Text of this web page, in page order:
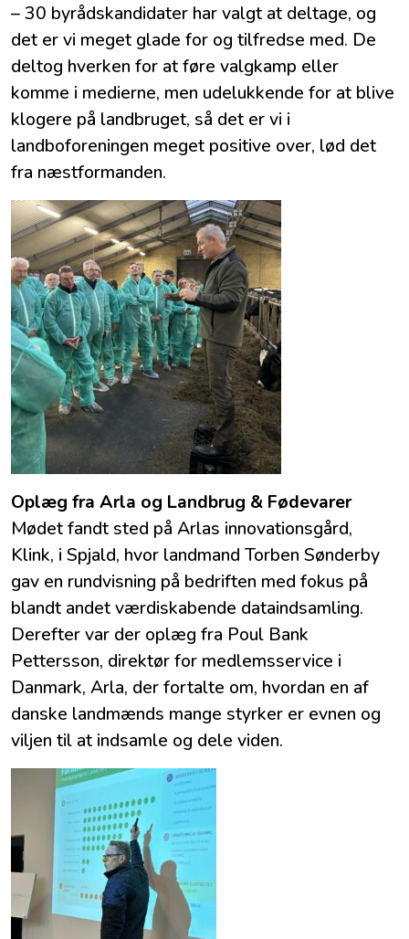
– 30 byrådskandidater har valgt at deltage, og
det er vi meget glade for og tilfredse med. De
deltog hverken for at føre valgkamp eller
komme i medierne, men udelukkende for at blive
klogere på landbruget, så det er vi i
landboforeningen meget positive over, lød det
fra næstformanden.
Oplæg fra Arla og Landbrug & Fødevarer
Mødet fandt sted på Arlas innovationsgård,
Klink, i Spjald, hvor landmand Torben Sønderby
gav en rundvisning på bedriften med fokus på
blandt andet værdiskabende dataindsamling.
Derefter var der oplæg fra Poul Bank
Pettersson, direktør for medlemsservice i
Danmark, Arla, der fortalte om, hvordan en af
danske landmænds mange styrker er evnen og
viljen til at indsamle og dele viden.